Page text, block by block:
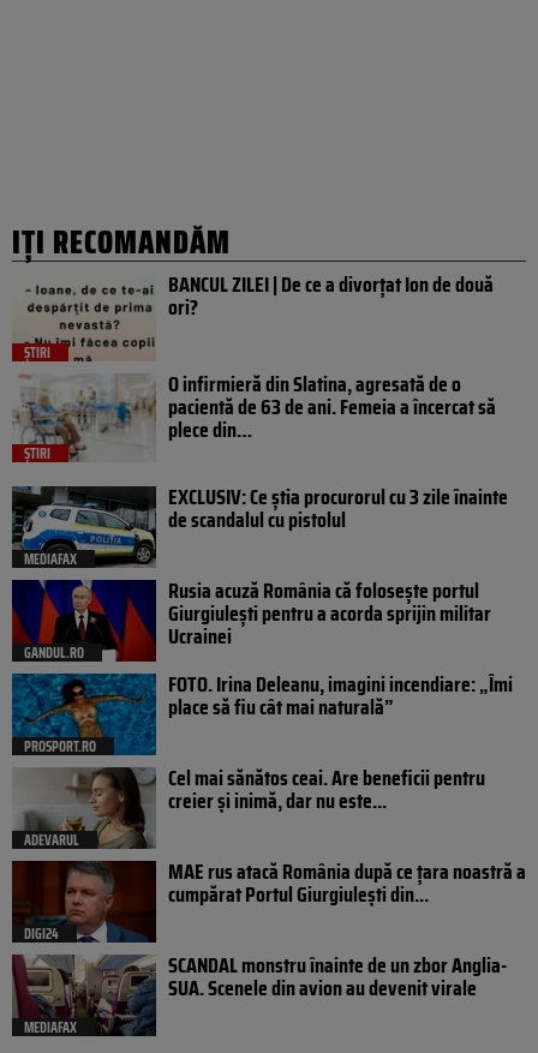
IȚI RECOMANDĂM
ȘTIRI
BANCUL ZILEI | De ce a divorțat Ion de două
ori?
ȘTIRI
O infirmieră din Slatina, agresată de o
pacientă de 63 de ani. Femeia a încercat să
plece din…
MEDIAFAX
EXCLUSIV: Ce știa procurorul cu 3 zile înainte
de scandalul cu pistolul
GANDUL.RO
Rusia acuză România că folosește portul
Giurgiulești pentru a acorda sprijin militar
Ucrainei
PROSPORT.RO
FOTO. Irina Deleanu, imagini incendiare: „Îmi
place să fiu cât mai naturală”
ADEVARUL
Cel mai sănătos ceai. Are beneficii pentru
creier și inimă, dar nu este...
DIGI24
MAE rus atacă România după ce țara noastră a
cumpărat Portul Giurgiulești din...
MEDIAFAX
SCANDAL monstru înainte de un zbor Anglia-
SUA. Scenele din avion au devenit virale